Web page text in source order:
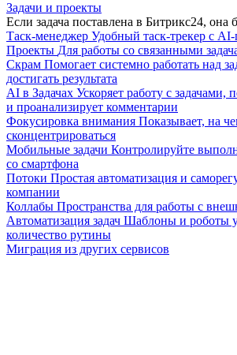
Задачи и проекты
Если задача поставлена в Битрикс24, она
Таск-менеджер Удобный таск-трекер с
Проекты Для работы со связанными
Скрам Помогает системно работать над
достигать результата
AI в Задачах Ускоряет работу с задачами,
и проанализирует комментарии
Фокусировка внимания Показывает, на
сконцентрироваться
Мобильные задачи Контролируйте
со смартфона
Потоки Простая автоматизация и
компании
Коллабы Пространства для работы с
Автоматизация задач Шаблоны и роботы
количество рутины
Миграция из других сервисов